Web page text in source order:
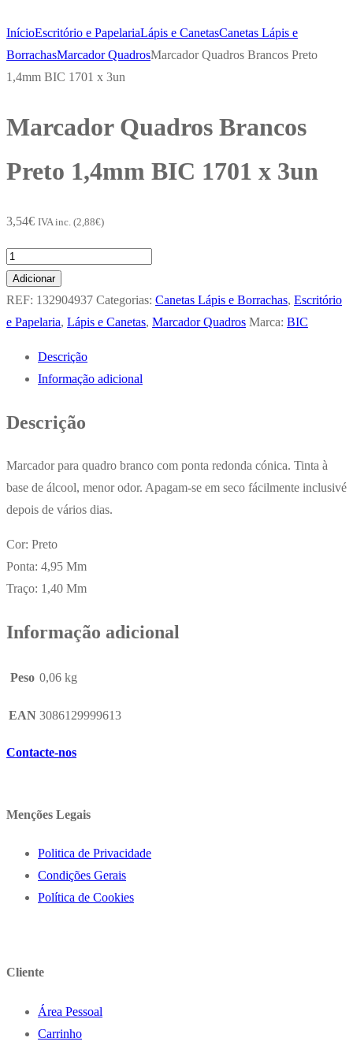
InícioEscritório e PapelariaLápis e CanetasCanetas Lápis e
BorrachasMarcador QuadrosMarcador Quadros Brancos Preto
1,4mm BIC 1701 x 3un
Marcador Quadros Brancos
Preto 1,4mm BIC 1701 x 3un
3,54€ IVA inc. (2,88€)
Quantidade
de
Marcador
Quadros
1,4mm
1701
Adicionar
REF: 132904937 Categorias: Canetas Lápis e Borrachas, Escritório
e Papelaria, Lápis e Canetas, Marcador Quadros Marca: BIC
Descrição
Informação adicional
Descrição
Marcador para quadro branco com ponta redonda cónica. Tinta à
base de álcool, menor odor. Apagam-se em seco fácilmente inclusivé
depois de vários dias.
Cor: Preto
Ponta: 4,95 Mm
Traço: 1,40 Mm
Informação adicional
Peso 0,06 kg
EAN 3086129999613
Contacte-nos
Menções Legais
Politica de Privacidade
Condições Gerais
Política de Cookies
Cliente
Área Pessoal
Carrinho